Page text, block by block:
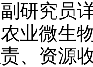
研究员
业微生
、资源